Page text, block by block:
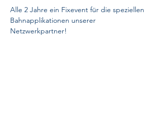
Alle 2 Jahre ein Fixevent für die speziellen
Bahnapplikationen unserer
Netzwerkpartner!